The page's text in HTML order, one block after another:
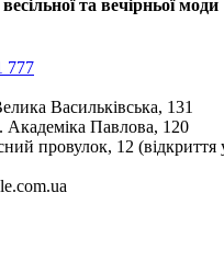
та вечірньої моди
777
Васильківська, 131
Академіка Павлова, 120
провулок, 12 (відкриття